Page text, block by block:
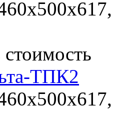
стоимость
ТПК2